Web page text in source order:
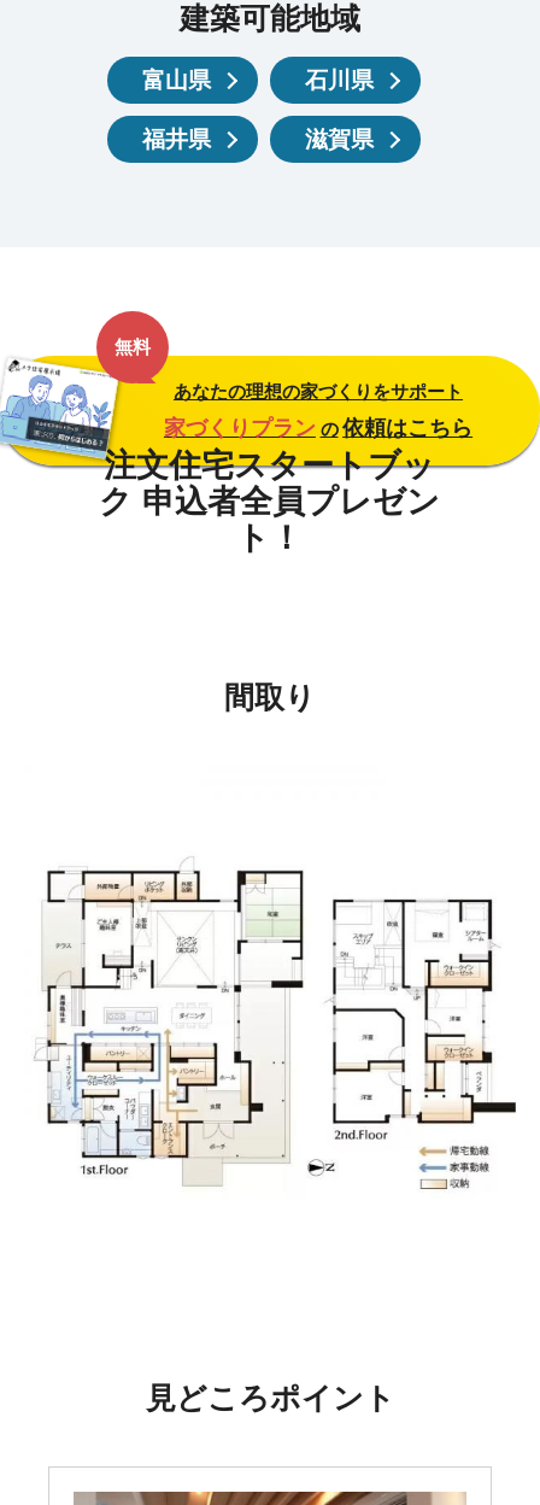
建築可能地域
富山県 石川県
福井県 滋賀県
無料
あなたの理想の家づくりをサポート
家づくりプラン の 依頼はこちら
間取り
見どころポイント